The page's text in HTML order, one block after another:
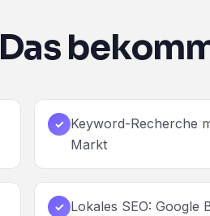
Das
✓ Keyword-Recherche
Markt
✓ Lokales SEO: Google